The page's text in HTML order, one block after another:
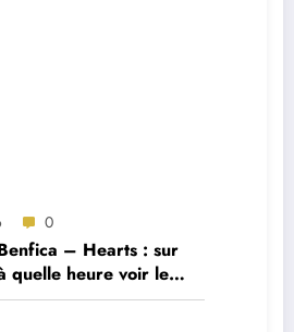
0
– Hearts : sur
quelle heure voir le